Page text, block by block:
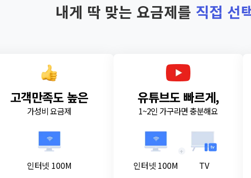
내게 딱 맞는 요금제를 직접 선
고객만족도 높은
가성비 요금제
인터넷 100M
유튜브도 빠르게,
1~2인 가구라면 충분해요
인터넷 100M
+
TV